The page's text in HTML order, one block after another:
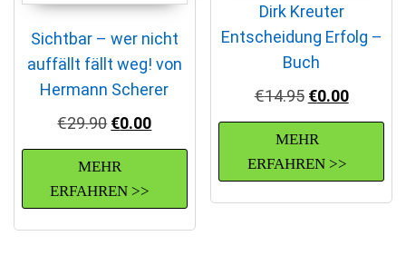
Sichtbar – wer nicht
auffällt fällt weg! von
Hermann Scherer
€29.90 Ursprünglicher Preis war: €29.90
€0.00Aktueller Preis ist: €0.00.
MEHR
ERFAHREN >>
Dirk Kreuter
Entscheidung Erfolg –
Buch
€14.95 €0.00
MEHR
ERFAHREN >>